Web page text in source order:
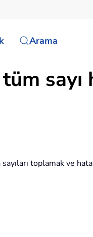
Arama
sayı
toplamak ve